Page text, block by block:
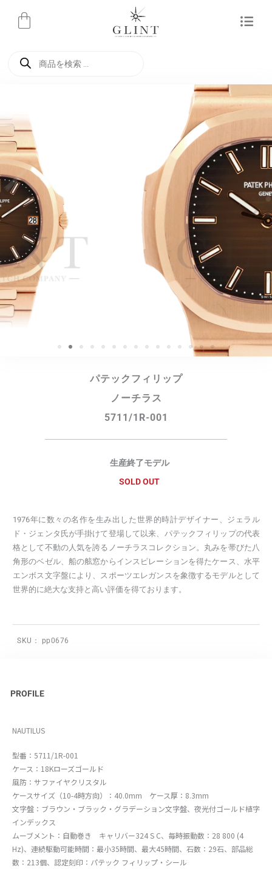
パテックフィリップ
ノーチラス
5711/1R-001
生産終了モデル
SOLD OUT
1976年に数々の名作を生み出した世界的時計デザイナー、ジェラル
ド・ジェンタ氏が手掛けて登場して以来、パテックフィリップの代表
格として不動の人気を誇るノーチラスコレクション。丸みを帯びた八
角形のベゼル、船の舷窓からインスピレーションを得たケース、水平
エンボス文字盤により、スポーツエレガンスを象徴するモデルとして
世界的に絶大な支持と高い評価を得ております。
SKU： pp0676
PROFILE
NAUTILUS
型番：5711/1R-001
ケース：18Kローズゴールド
風防：サファイヤクリスタル
ケースサイズ（10-4時方向）：40.0mm ケース厚：8.3mm
文字盤：ブラウン・ブラック・グラデーション文字盤、夜光付ゴールド植字
インデックス
ムーブメント：自動巻き キャリバー324 S C、毎時振動数：28 800 (4
Hz)、連続駆動可能時間：最小35時間、最大45時間、石数：29石、部品総
数：213個、認定刻印：パテック フィリップ・シール